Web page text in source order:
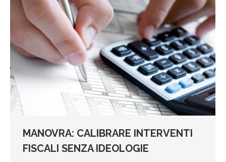
MANOVRA: CALIBRARE INTERVENTI
FISCALI SENZA IDEOLOGIE